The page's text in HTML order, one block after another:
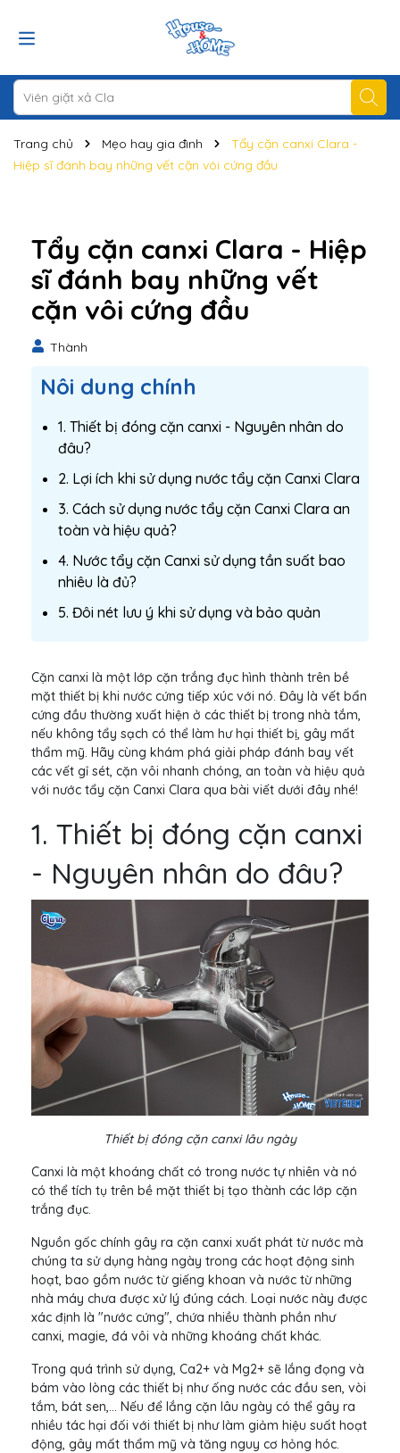
Trang chủ Mẹo hay gia đình
Tẩy cặn canxi Clara -
Hiệp sĩ đánh bay những vết cặn vôi cứng đầu
Tẩy cặn canxi Clara - Hiệp
sĩ đánh bay những vết
cặn vôi cứng đầu
Thành
Nôi dung chính
1. Thiết bị đóng cặn canxi - Nguyên nhân do
đâu?
2. Lợi ích khi sử dụng nước tẩy cặn Canxi Clara
3. Cách sử dụng nước tẩy cặn Canxi Clara an
toàn và hiệu quả?
4. Nước tẩy cặn Canxi sử dụng tần suất bao
nhiêu là đủ?
5. Đôi nét lưu ý khi sử dụng và bảo quản
Cặn canxi là một lớp cặn trắng đục hình thành trên bề
mặt thiết bị khi nước cứng tiếp xúc với nó. Đây là vết bẩn
cứng đầu thường xuất hiện ở các thiết bị trong nhà tắm,
nếu không tẩy sạch có thể làm hư hại thiết bị, gây mất
thẩm mỹ. Hãy cùng khám phá giải pháp đánh bay vết
các vết gỉ sét, cặn vôi nhanh chóng, an toàn và hiệu quả
với nước tẩy cặn Canxi Clara qua bài viết dưới đây nhé!
1. Thiết bị đóng cặn canxi
- Nguyên nhân do đâu?
Thiết bị đóng cặn canxi lâu ngày
Canxi là một khoáng chất có trong nước tự nhiên và nó
có thể tích tụ trên bề mặt thiết bị tạo thành các lớp cặn
trắng đục.
Nguồn gốc chính gây ra cặn canxi xuất phát từ nước mà
chúng ta sử dụng hàng ngày trong các hoạt động sinh
hoạt, bao gồm nước từ giếng khoan và nước từ những
nhà máy chưa được xử lý đúng cách. Loại nước này được
xác định là "nước cứng", chứa nhiều thành phần như
canxi, magie, đá vôi và những khoáng chất khác.
Trong quá trình sử dụng, Ca2+ và Mg2+ sẽ lắng đọng và
bám vào lòng các thiết bị như ống nước các đầu sen, vòi
tắm, bát sen,... Nếu để lắng cặn lâu ngày có thể gây ra
nhiều tác hại đối với thiết bị như làm giảm hiệu suất hoạt
động, gây mất thẩm mỹ và tăng nguy cơ hỏng hóc.